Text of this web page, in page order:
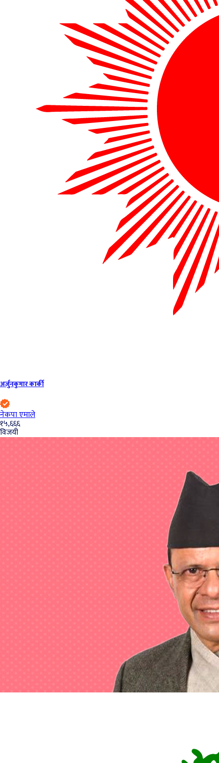
अर्जुनकुमार कार्की
नेकपा एमाले
१५,६६६
विजयी